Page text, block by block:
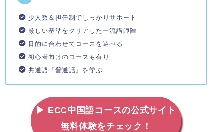
少人数＆担任制でしっかりサポート
厳しい基準をクリアした一流講師陣
目的に合わせてコースを選べる
初心者向けのコースも有り
共通語『普通話』を学ぶ
▶ ECC中国語コースの公式サイト
無料体験をチェック！